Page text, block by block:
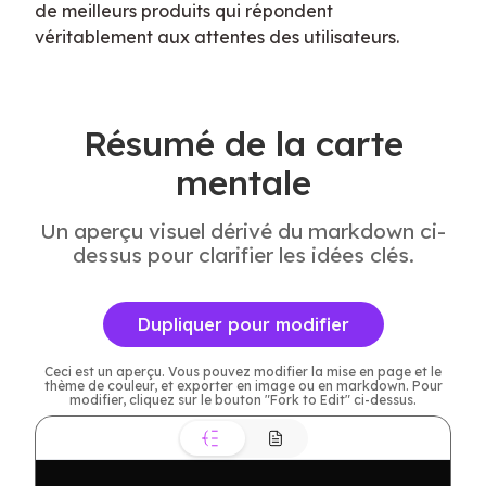
de meilleurs produits qui répondent
véritablement aux attentes des utilisateurs.
Résumé de la carte
mentale
Un aperçu visuel dérivé du markdown ci-
dessus pour clarifier les idées clés.
Dupliquer pour modifier
Ceci est un aperçu. Vous pouvez modifier la mise en page et le
thème de couleur, et exporter en image ou en markdown. Pour
modifier, cliquez sur le bouton "Fork to Edit" ci-dessus.